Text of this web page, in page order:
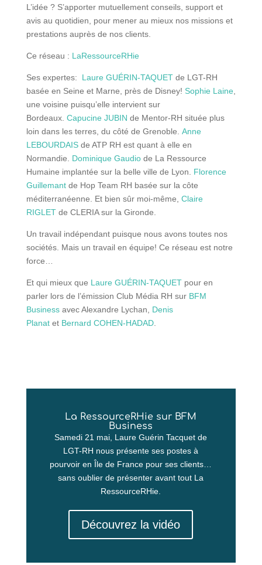
L’idée ? S’apporter mutuellement conseils, support et
avis au quotidien, pour mener au mieux nos missions et
prestations auprès de nos clients.
Ce réseau : LaRessourceRHie
Ses expertes: Laure GUÉRIN-TAQUETde LGT-RH
basée en Seine et Marne, près de Disney! Sophie Laine,
une voisine puisqu’elle intervient sur
Bordeaux. Capucine JUBIN de Mentor-RH située plus
loin dans les terres, du côté de Grenoble. Anne
LEBOURDAISde ATP RH est quant à elle en
Normandie. Dominique Gaudiode La Ressource
Humaine implantée sur la belle ville de Lyon. Florence
Guillemantde Hop Team RH basée sur la côte
méditerranéenne. Et bien sûr moi-même, Claire
RIGLETde CLERIA sur la Gironde.
Un travail indépendant puisque nous avons toutes nos
sociétés. Mais un travail en équipe! Ce réseau est notre
force…
Et qui mieux que Laure GUÉRIN-TAQUETpour en
parler lors de l’émission Club Média RH sur BFM
Businessavec Alexandre Lychan, Denis
Planatet Bernard COHEN-HADAD.
La RessourceRHie sur BFM
Business
Samedi 21 mai, Laure Guérin Tacquet de
LGT-RH nous présente ses postes à
pourvoir en Île de France pour ses clients…
sans oublier de présenter avant tout La
RessourceRHie.
Découvrez la vidéo